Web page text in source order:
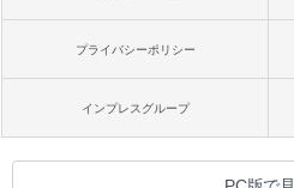
プライバシーポリシー
インプレスグループ